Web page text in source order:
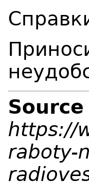
Source
https://
raboty-